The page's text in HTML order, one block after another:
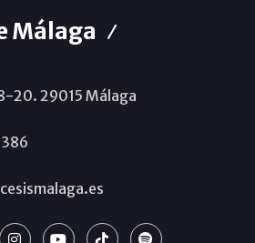
Málaga
20. 29015 Málaga